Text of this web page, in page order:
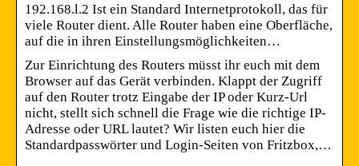
192.168.l.2 Ist ein Standard Internetprotokoll, das für
viele Router dient. Alle Router haben eine Oberfläche,
auf die in ihren Einstellungsmöglichkeiten…
Zur Einrichtung des Routers müsst ihr euch mit dem
Browser auf das Gerät verbinden. Klappt der Zugriff
auf den Router trotz Eingabe der IP oder Kurz-Url
nicht, stellt sich schnell die Frage wie die richtige IP-
Adresse oder URL lautet? Wir listen euch hier die
Standardpasswörter und Login-Seiten von Fritzbox,…